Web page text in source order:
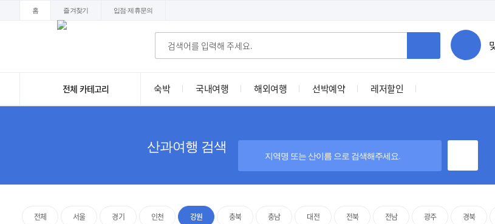
홈 즐겨찾기 입점·제휴문의
전체 카테고리 숙박 국내여행 해외여행 선박예약 레저할인
산과여행 검색
전체 서울 경기 인천 강원 충북 충남 대전 전북 전남 광주 경북